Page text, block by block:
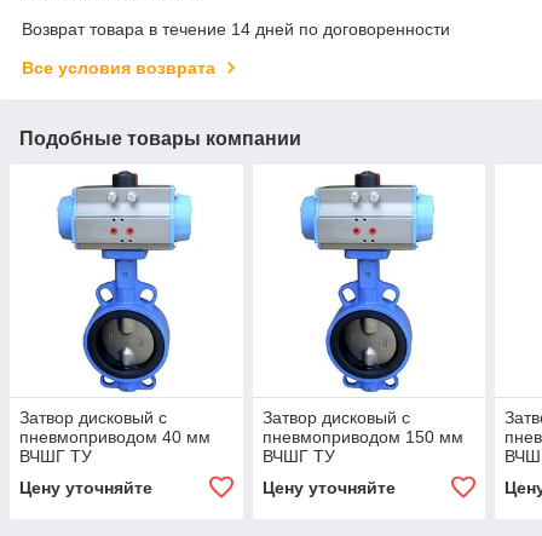
Возврат товара в течение 14 дней по договоренности
Все условия возврата
Подобные товары компании
Затвор дисковый с
пневмоприводом 40 мм
ВЧШГ ТУ
Цену уточняйте
Затвор дисковый с
пневмоприводом 150 мм
ВЧШГ ТУ
Цену уточняйте